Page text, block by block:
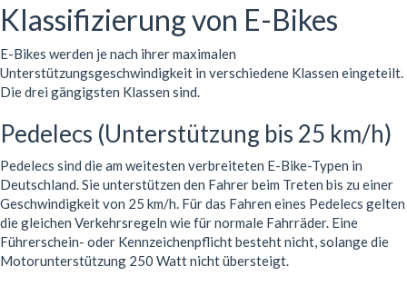
Klassifizierung von E-Bikes
E-Bikes werden je nach ihrer maximalen
Unterstützungsgeschwindigkeit in verschiedene Klassen eingeteilt.
Die drei gängigsten Klassen sind.
Pedelecs (Unterstützung bis 25 km/h)
Pedelecs sind die am weitesten verbreiteten E-Bike-Typen in
Deutschland. Sie unterstützen den Fahrer beim Treten bis zu einer
Geschwindigkeit von 25 km/h. Für das Fahren eines Pedelecs gelten
die gleichen Verkehrsregeln wie für normale Fahrräder. Eine
Führerschein- oder Kennzeichenpflicht besteht nicht, solange die
Motorunterstützung 250 Watt nicht übersteigt.